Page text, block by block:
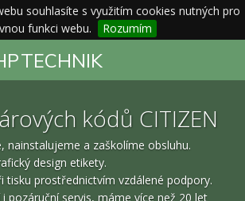
souhlasíte s využitím cookies nutných pro
funkci webu.
Rozumím
TECHNIK
kódů CITIZEN
nainstalujeme a zaškolíme obsluhu.
design etikety.
tisku prostřednictvím vzdálené podpory.
pozáruční servis, máme více než 20 let